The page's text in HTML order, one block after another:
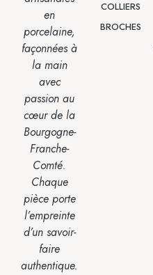
en
porcelaine,
façonnées à
la main
avec
passion au
cœur de la
Bourgogne-
Franche-
Comté.
Chaque
pièce porte
l’empreinte
d’un savoir-
faire
authentique.
COLLIERS
BROCHES